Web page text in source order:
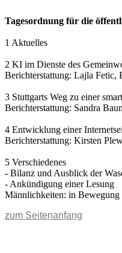
Tagesordnung für die
1 Aktuelles
2 KI im Dienste des
Berichterstattung: Lajla Fetic,
3 Stuttgarts Weg zu einer
Berichterstattung: Sandra
4 Entwicklung einer
Berichterstattung: Kirsten
5 Verschiedenes
- Bilanz und Ausblick der
- Ankündigung einer Lesung
Männlichkeiten: in
zum Seitenanfang